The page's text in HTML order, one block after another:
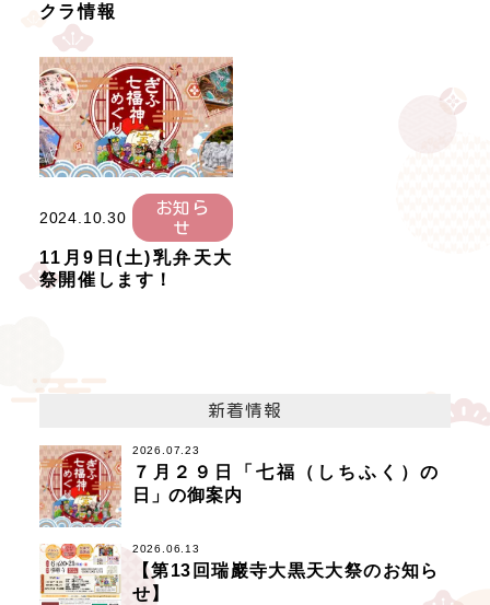
クラ情報
2024.10.30
お知ら
せ
11月9日(土)乳弁天大
祭開催します！
新着情報
2026.07.23
７月２９日「七福（しちふく）の
日」の御案内
2026.06.13
【第13回瑞巖寺大黒天大祭のお知ら
せ】